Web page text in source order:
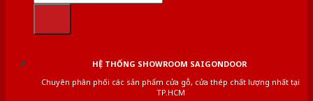
HỆ THỐNG SHOWROOM SAIGONDOOR
Chuyên phân phối các sản phẩm cửa gỗ, cửa thép chất lượng nhất tại
TP.HCM